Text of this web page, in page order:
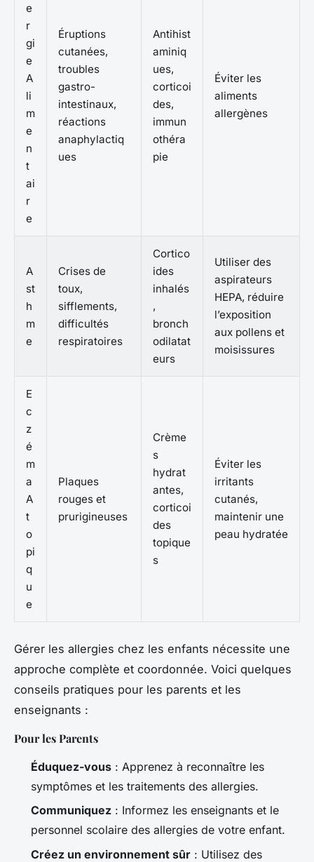
e
r
gi
e
A
li
m
e
n
t
ai
r
e
Éruptions
cutanées,
troubles
gastro-
intestinaux,
réactions
anaphylactiq
ues
Antihist
aminiq
ues,
corticoi
des,
immun
othéra
pie
Éviter les
aliments
allergènes
A
st
h
m
e
Crises de
toux,
sifflements,
difficultés
respiratoires
Cortico
ides
inhalés
,
bronch
odilatat
eurs
Utiliser des
aspirateurs
HEPA, réduire
l’exposition
aux pollens et
moisissures
E
c
z
é
m
a
A
t
o
pi
q
u
e
Plaques
rouges et
prurigineuses
Crème
s
hydrat
antes,
corticoi
des
topique
s
Éviter les
irritants
cutanés,
maintenir une
peau hydratée
Gérer les allergies chez les enfants nécessite une
approche complète et coordonnée. Voici quelques
conseils pratiques pour les parents et les
enseignants :
Pour les Parents
Éduquez-vous : Apprenez à reconnaître les
symptômes et les traitements des allergies.
Communiquez : Informez les enseignants et le
personnel scolaire des allergies de votre enfant.
Créez un environnement sûr : Utilisez des